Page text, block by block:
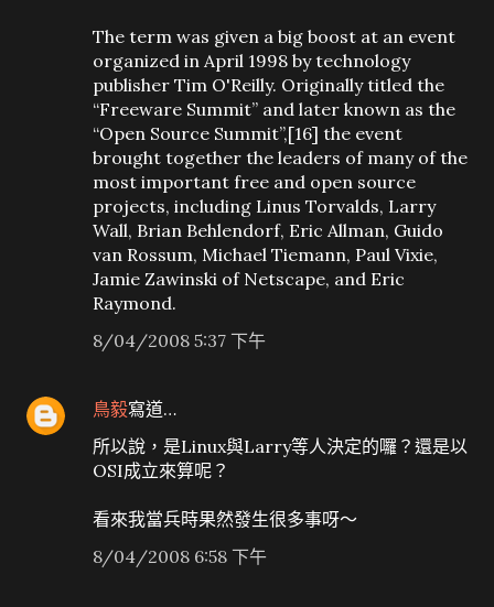
The term was given a big boost at an event
organized in April 1998 by technology
publisher Tim O'Reilly. Originally titled the
“Freeware Summit” and later known as the
“Open Source Summit”,[16] the event
brought together the leaders of many of the
most important free and open source
projects, including Linus Torvalds, Larry
Wall, Brian Behlendorf, Eric Allman, Guido
van Rossum, Michael Tiemann, Paul Vixie,
Jamie Zawinski of Netscape, and Eric
Raymond.
8/04/2008 5:37 下午
鳥毅寫道…
所以說，是Linux與Larry等人決定的囉？還是以
OSI成立來算呢？
看來我當兵時果然發生很多事呀～
8/04/2008 6:58 下午